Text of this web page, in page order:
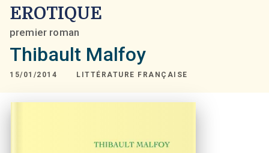
EROTIQUE
premier roman
Thibault Malfoy
15/01/2014 LITTÉRATURE FRANÇAISE